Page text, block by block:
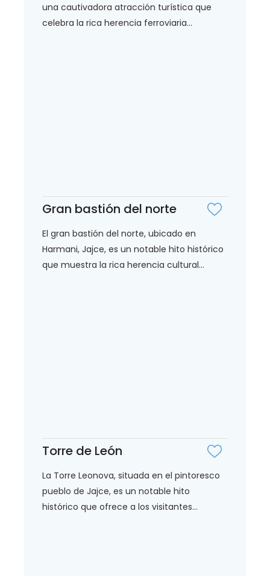
una cautivadora atracción turística que
celebra la rica herencia ferroviaria...
Gran bastión del norte
El gran bastión del norte, ubicado en
Harmani, Jajce, es un notable hito histórico
que muestra la rica herencia cultural...
Torre de León
La Torre Leonova, situada en el pintoresco
pueblo de Jajce, es un notable hito
histórico que ofrece a los visitantes...